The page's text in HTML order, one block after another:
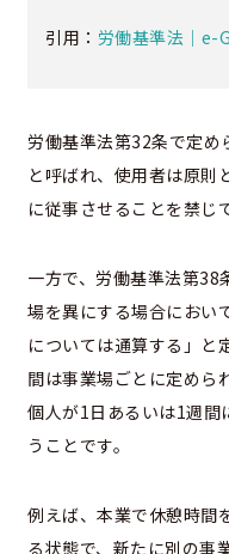
引用： 労働基準法｜e-
労働基準法第32条で定め
と呼ばれ、使用者は原則
に従事させることを禁じ
一方で、労働基準法第38
場を異にする場合におい
については通算する」と
間は事業場ごとに定めら
個人が1日あるいは1週間
うことです。
例えば、本業で休憩時間
る状態で、新たに別の事